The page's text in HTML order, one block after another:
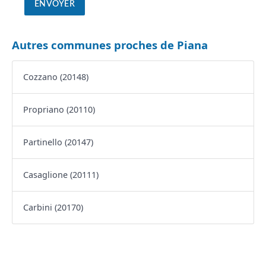
Autres communes proches de Piana
Cozzano (20148)
Propriano (20110)
Partinello (20147)
Casaglione (20111)
Carbini (20170)